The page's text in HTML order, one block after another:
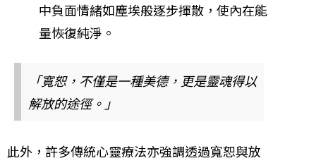
中負面情緒如塵埃般逐步揮散，使內在能
量恢復純淨。
「寬恕，不僅是一種美德，更是靈魂得以
解放的途徑。」
此外，許多傳統心靈療法亦強調透過寬恕與放